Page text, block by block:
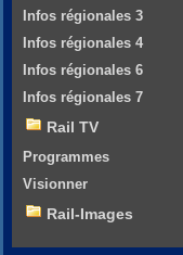
Infos régionales 3
Infos régionales 4
Infos régionales 6
Infos régionales 7
Rail TV
Programmes
Visionner
Rail-Images